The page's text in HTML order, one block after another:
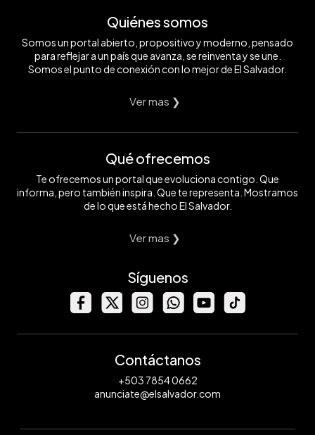
Quiénes somos
Somos un portal abierto, propositivo y moderno, pensado
para reflejar a un país que avanza, se reinventa y se une.
Somos el punto de conexión con lo mejor de El Salvador.
Ver mas ❯
Qué ofrecemos
Te ofrecemos un portal que evoluciona contigo. Que
informa, pero también inspira. Que te representa. Mostramos
de lo que está hecho El Salvador.
Ver mas ❯
Síguenos
Contáctanos
+503 7854 0662
anunciate@elsalvador.com